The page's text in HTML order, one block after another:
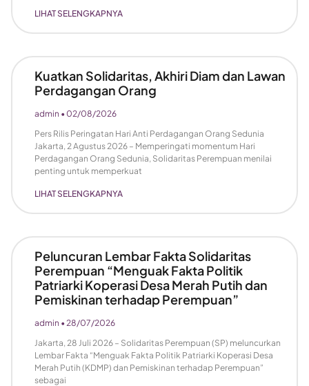
LIHAT SELENGKAPNYA
Kuatkan Solidaritas, Akhiri Diam dan Lawan
Perdagangan Orang
admin
02/08/2026
Pers Rilis Peringatan Hari Anti Perdagangan Orang Sedunia
Jakarta, 2 Agustus 2026 – Memperingati momentum Hari
Perdagangan Orang Sedunia, Solidaritas Perempuan menilai
penting untuk memperkuat
LIHAT SELENGKAPNYA
Peluncuran Lembar Fakta Solidaritas
Perempuan “Menguak Fakta Politik
Patriarki Koperasi Desa Merah Putih dan
Pemiskinan terhadap Perempuan”
admin
28/07/2026
Jakarta, 28 Juli 2026 – Solidaritas Perempuan (SP) meluncurkan
Lembar Fakta “Menguak Fakta Politik Patriarki Koperasi Desa
Merah Putih (KDMP) dan Pemiskinan terhadap Perempuan”
sebagai